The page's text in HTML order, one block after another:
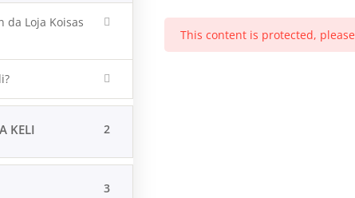
da Loja Koisas
KELI 2
3
This content is protected, please
| Marketing para Conversão